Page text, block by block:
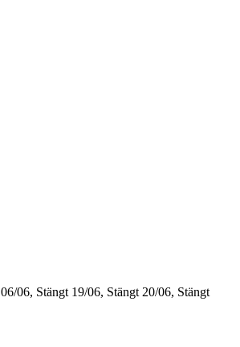
06/06, Stängt 19/06, Stängt 20/06, Stängt